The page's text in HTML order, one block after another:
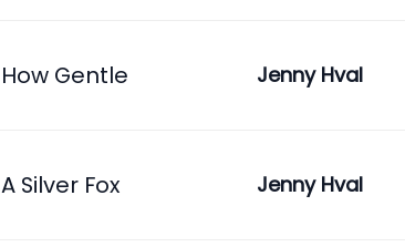
How Gentle Jenny Hval
A Silver Fox Jenny Hval